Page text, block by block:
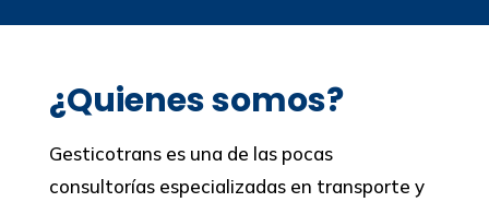
¿Quienes somos?
Gesticotrans es una de las pocas
consultorías especializadas en transporte y